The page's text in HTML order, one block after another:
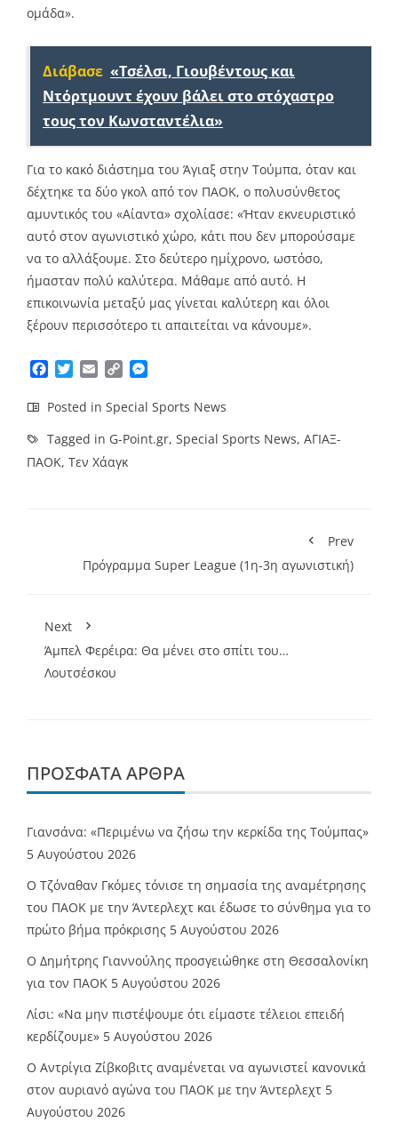
ομάδα».
Διάβασε «Τσέλσι, Γιουβέντους και
Ντόρτμουντ έχουν βάλει στο στόχαστρο
τους τον Κωνσταντέλια»
Για το κακό διάστημα του Άγιαξ στην Τούμπα, όταν και
δέχτηκε τα δύο γκολ από τον ΠΑΟΚ, ο πολυσύνθετος
αμυντικός του «Αίαντα» σχολίασε: «Ήταν εκνευριστικό
αυτό στον αγωνιστικό χώρο, κάτι που δεν μπορούσαμε
να το αλλάξουμε. Στο δεύτερο ημίχρονο, ωστόσο,
ήμασταν πολύ καλύτερα. Μάθαμε από αυτό. Η
επικοινωνία μεταξύ μας γίνεται καλύτερη και όλοι
ξέρουν περισσότερο τι απαιτείται να κάνουμε».
Facebook
TwitterEmailCopy
Posted in Special Sports News
Tagged in G-Point.gr, Special Sports News, ΑΓΙΑΞ-
ΠΑΟΚ, Τεν Χάαγκ
Prev
Πρόγραμμα Super League (1η-3η αγωνιστική)
Next
Άμπελ Φερέιρα: Θα μένει στo σπίτι του…
Λουτσέσκου
ΠΡΌΣΦΑΤΑ ΆΡΘΡΑ
Γιανσάνα: «Περιμένω να ζήσω την κερκίδα της Τούμπας»
5 Αυγούστου 2026
Ο Τζόναθαν Γκόμες τόνισε τη σημασία της αναμέτρησης
του ΠΑΟΚ με την Άντερλεχτ και έδωσε το σύνθημα για το
πρώτο βήμα πρόκρισης 5 Αυγούστου 2026
Ο Δημήτρης Γιαννούλης προσγειώθηκε στη Θεσσαλονίκη
για τον ΠΑΟΚ 5 Αυγούστου 2026
Λίσι: «Να μην πιστέψουμε ότι είμαστε τέλειοι επειδή
κερδίζουμε» 5 Αυγούστου 2026
Ο Αντρίγια Ζίβκοβιτς αναμένεται να αγωνιστεί κανονικά
στον αυριανό αγώνα του ΠΑΟΚ με την Άντερλεχτ 5
Αυγούστου 2026